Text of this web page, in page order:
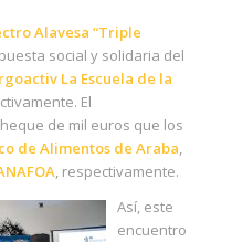
Alavesa “Triple
social y solidaria del
La Escuela de la
El
de mil euros que los
de Alimentos de Araba,
, respectivamente.
Así, este
encuentro